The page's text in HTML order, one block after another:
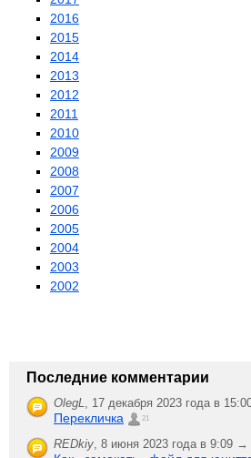
2016
2015
2014
2013
2012
2011
2010
2009
2008
2007
2006
2005
2004
2003
2002
Последние комментарии
OlegL, 17 декабря 2023 года в
Перекличка 21
REDkiy, 8 июня 2023 года в 9:09 →